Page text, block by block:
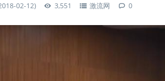
02-12) 3,551 激流网 0